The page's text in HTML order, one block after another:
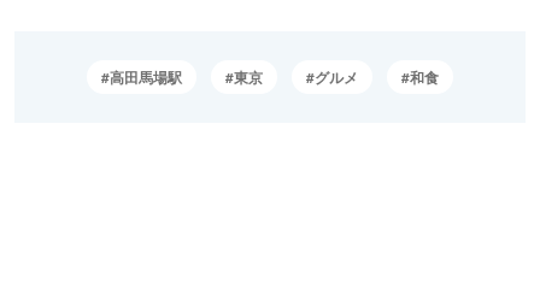
高田馬場駅 東京 グルメ 和食